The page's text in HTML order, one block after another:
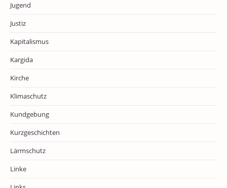
Jugend
Justiz
Kapitalismus
Kargida
Kirche
Klimaschutz
Kundgebung
Kurzgeschichten
Lärmschutz
Linke